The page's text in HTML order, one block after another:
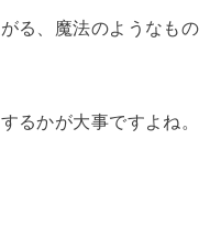
る、魔法のようなもの
るかが大事ですよね。